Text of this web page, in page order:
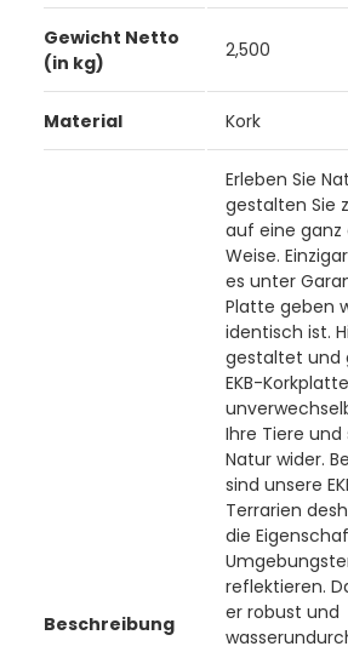
Gewicht Netto
(in kg)
2,500
Material Kork
Beschreibung
Erleben Sie
gestalten Sie
auf eine ganz
Weise.
es unter
Platte geben
identisch ist.
gestaltet und
EKB-
Ihre Tiere
Natur wider.
sind unsere
Terrarien
die
reflektieren.
er robust und